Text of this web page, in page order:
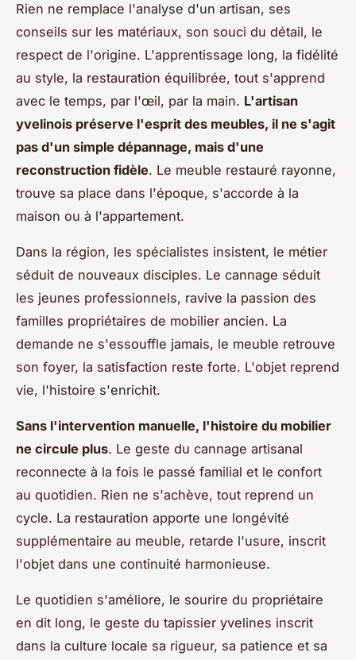
Rien ne remplace l'analyse d'un artisan, ses
conseils sur les matériaux, son souci du détail, le
respect de l'origine. L'apprentissage long, la fidélité
au style, la restauration équilibrée, tout s'apprend
avec le temps, par l'œil, par la main. L'artisan
yvelinois préserve l'esprit des meubles, il ne s'agit
pas d'un simple dépannage, mais d'une
reconstruction fidèle. Le meuble restauré rayonne,
trouve sa place dans l'époque, s'accorde à la
maison ou à l'appartement.
Dans la région, les spécialistes insistent, le métier
séduit de nouveaux disciples. Le cannage séduit
les jeunes professionnels, ravive la passion des
familles propriétaires de mobilier ancien. La
demande ne s'essouffle jamais, le meuble retrouve
son foyer, la satisfaction reste forte. L'objet reprend
vie, l'histoire s'enrichit.
Sans l'intervention manuelle, l'histoire du mobilier
ne circule plus. Le geste du cannage artisanal
reconnecte à la fois le passé familial et le confort
au quotidien. Rien ne s'achève, tout reprend un
cycle. La restauration apporte une longévité
supplémentaire au meuble, retarde l'usure, inscrit
l'objet dans une continuité harmonieuse.
Le quotidien s'améliore, le sourire du propriétaire
en dit long, le geste du tapissier yvelines inscrit
dans la culture locale sa rigueur, sa patience et sa